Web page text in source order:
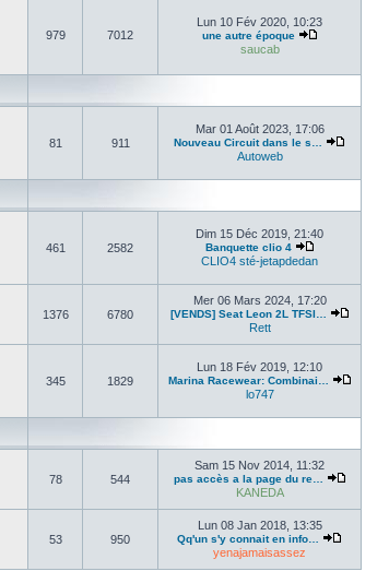
979 7012
Lun 10 Fév 2020, 10:23
une autre époque
saucab
81 911
Mar 01 Août 2023, 17:06
Nouveau Circuit dans le s…
Autoweb
461 2582
Dim 15 Déc 2019, 21:40
Banquette clio 4
CLIO4 sté-jetapdedan
1376 6780
Mer 06 Mars 2024, 17:20
[VENDS] Seat Leon 2L TFSI…
Rett
345 1829
Lun 18 Fév 2019, 12:10
Marina Racewear: Combinai…
lo747
78 544
Sam 15 Nov 2014, 11:32
pas accès a la page du re…
KANEDA
53 950
Lun 08 Jan 2018, 13:35
Qq'un s'y connait en info…
yenajamaisassez